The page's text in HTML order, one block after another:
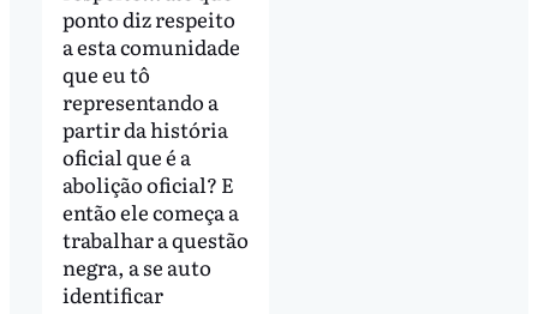
ponto diz respeito
a esta comunidade
que eu tô
representando a
partir da história
oficial que é a
abolição oficial? E
então ele começa a
trabalhar a questão
negra, a se auto
identificar